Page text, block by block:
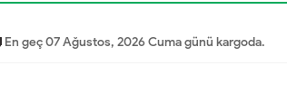
En geç 07 Ağustos, 2026 Cuma günü kargoda.